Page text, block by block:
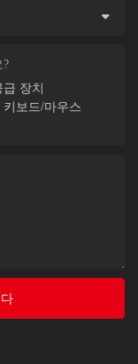
장치
키보드/마우스